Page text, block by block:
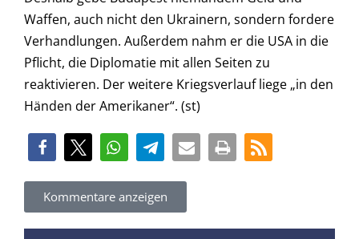
Waffen, auch nicht den Ukrainern, sondern fordere
Verhandlungen. Außerdem nahm er die USA in die
Pflicht, die Diplomatie mit allen Seiten zu
reaktivieren. Der weitere Kriegsverlauf liege „in den
Händen der Amerikaner“. (st)
Kommentare anzeigen